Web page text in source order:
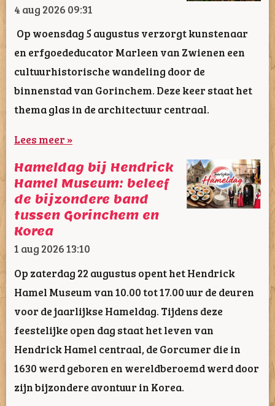
4 aug 2026 09:31
Op woensdag 5 augustus verzorgt kunstenaar
en erfgoededucator Marleen van Zwienen een
cultuurhistorische wandeling door de
binnenstad van Gorinchem. Deze keer staat het
thema glas in de architectuur centraal.
Lees meer »
Hameldag bij Hendrick
Hamel Museum: beleef
de bijzondere band
tussen Gorinchem en
Korea
1 aug 202613:10
Op zaterdag 22 augustus opent het Hendrick
Hamel Museum van 10.00 tot 17.00 uur de deuren
voor de jaarlijkse Hameldag. Tijdens deze
feestelijke open dag staat het leven van
Hendrick Hamel centraal, de Gorcumer die in
1630 werd geboren en wereldberoemd werd door
zijn bijzondere avontuur in Korea.